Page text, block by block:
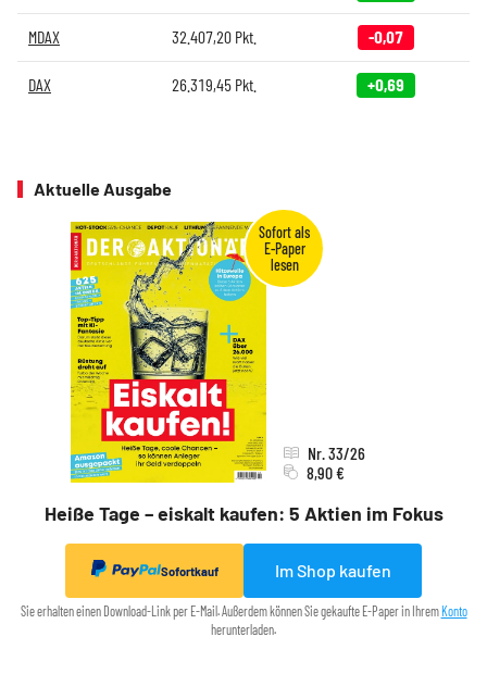
MDAX 32.407,20Pkt. -0,07
DAX 26.319,45Pkt. +0,69
Aktuelle Ausgabe
Heiße Tage – eiskalt kaufen: 5 Aktien im Fokus
Nr. 33/26
8,90 €
Sofortkauf Im Shop kaufen
Sie erhalten einen Download-Link per E-Mail. Außerdem können Sie gekaufte E-Paper in Ihrem Konto
herunterladen.